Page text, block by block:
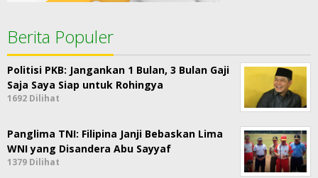
Berita Populer
Politisi PKB: Jangankan 1 Bulan, 3 Bulan Gaji
Saja Saya Siap untuk Rohingya
1692 Dilihat
Panglima TNI: Filipina Janji Bebaskan Lima
WNI yang Disandera Abu Sayyaf
1379 Dilihat